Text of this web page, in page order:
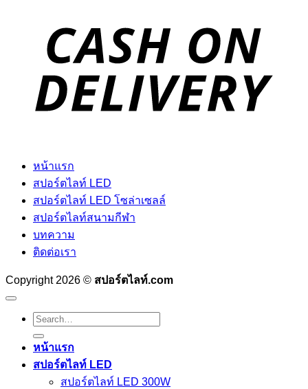
หน้าแรก
สปอร์ตไลท์ LED
สปอร์ตไลท์ LED โซล่าเซลล์
สปอร์ตไลท์สนามกีฬา
บทความ
ติดต่อเรา
Copyright 2026 © สปอร์ตไลท์.com
Search
for:
หน้าแรก
สปอร์ตไลท์ LED
สปอร์ตไลท์ LED 300W